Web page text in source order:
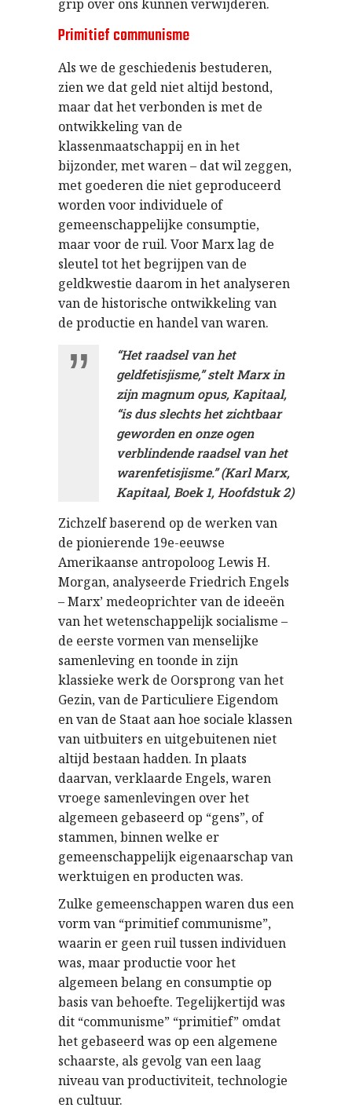
grip over ons kunnen verwijderen.
Primitief communisme
Als we de geschiedenis bestuderen,
zien we dat geld niet altijd bestond,
maar dat het verbonden is met de
ontwikkeling van de
klassenmaatschappij en in het
bijzonder, met waren – dat wil zeggen,
met goederen die niet geproduceerd
worden voor individuele of
gemeenschappelijke consumptie,
maar voor de ruil. Voor Marx lag de
sleutel tot het begrijpen van de
geldkwestie daarom in het analyseren
van de historische ontwikkeling van
de productie en handel van waren.
“Het raadsel van het
geldfetisjisme,” stelt Marx in
zijn magnum opus, Kapitaal,
“is dus slechts het zichtbaar
geworden en onze ogen
verblindende raadsel van het
warenfetisjisme.” (Karl Marx,
Kapitaal, Boek 1, Hoofdstuk 2)
Zichzelf baserend op de werken van
de pionierende 19e-eeuwse
Amerikaanse antropoloog Lewis H.
Morgan, analyseerde Friedrich Engels
– Marx’ medeoprichter van de ideeën
van het wetenschappelijk socialisme –
de eerste vormen van menselijke
samenleving en toonde in zijn
klassieke werk de Oorsprong van het
Gezin, van de Particuliere Eigendom
en van de Staat aan hoe sociale klassen
van uitbuiters en uitgebuitenen niet
altijd bestaan hadden. In plaats
daarvan, verklaarde Engels, waren
vroege samenlevingen over het
algemeen gebaseerd op “gens”, of
stammen, binnen welke er
gemeenschappelijk eigenaarschap van
werktuigen en producten was.
Zulke gemeenschappen waren dus een
vorm van “primitief communisme”,
waarin er geen ruil tussen individuen
was, maar productie voor het
algemeen belang en consumptie op
basis van behoefte. Tegelijkertijd was
dit “communisme” “primitief” omdat
het gebaseerd was op een algemene
schaarste, als gevolg van een laag
niveau van productiviteit, technologie
en cultuur.